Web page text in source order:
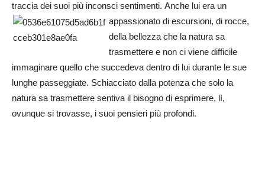
traccia dei suoi più inconsci sentimenti. Anche lui era un
appassionato di escursioni, di rocce,
della bellezza che la natura sa
trasmettere e non ci viene difficile
immaginare quello che succedeva dentro di lui durante le sue
lunghe passeggiate. Schiacciato dalla potenza che solo la
natura sa trasmettere sentiva il bisogno di esprimere, lì,
ovunque si trovasse, i suoi pensieri più profondi.